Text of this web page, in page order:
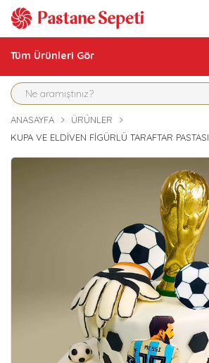
Tüm Ürünleri Gör
ANASAYFA
ÜRÜNLER
KUPA VE ELDIVEN FIGÜRLÜ TARAFTAR PASTASI.